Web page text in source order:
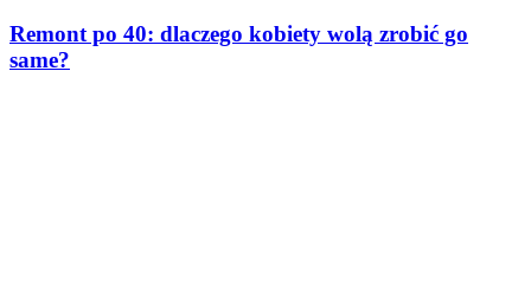
Remont po 40: dlaczego kobiety wolą zrobić go
same?